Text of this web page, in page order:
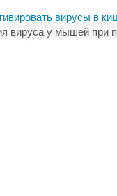
вируса у мышей при